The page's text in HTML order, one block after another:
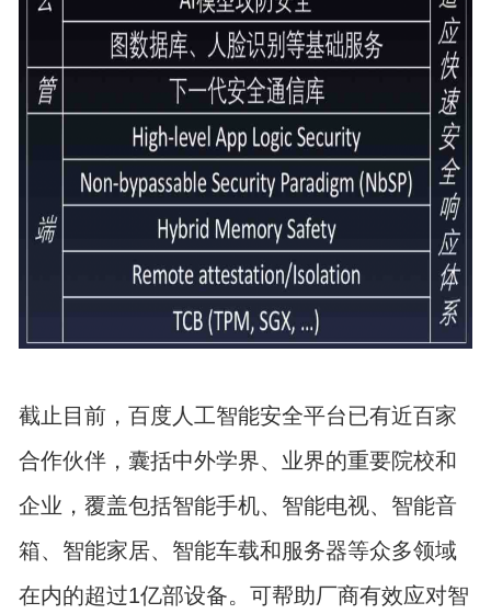
截止目前，百度人工智能安全平台已有近百家
合作伙伴，囊括中外学界、业界的重要院校和
企业，覆盖包括智能手机、智能电视、智能音
箱、智能家居、智能车载和服务器等众多领域
在内的超过1亿部设备。可帮助厂商有效应对智